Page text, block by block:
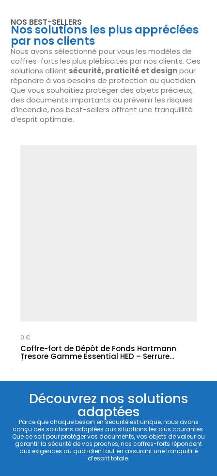
NOS BEST-SELLERS
Nos solutions les plus appréciées
par nos clients
Nous avons sélectionné pour vous les modèles de
coffres-forts les plus plébiscités par nos clients. Ces
solutions allient sécurité, praticité et designpour
répondre à vos besoins de protection au quotidien.
Que vous souhaitiez protéger des objets précieux,
des documents importants ou prévenir les risques
d’incendie, nos best-sellers offrent une tranquillité
d’esprit optimale.
0 €
Coffre-fort de Dépôt de Fonds Hartmann
Tresore Gamme Essential HED – Serrure
Électronique
Découvrez nos solutions
adaptées
Parce que chaque besoin en sécurité est unique, nous avons
conçu des solutions adaptées aux situations les plus courantes.
Que ce soit pour protéger vos documents, vos objets de valeur ou
garantir la sécurité de vos proches, nos coffres-forts répondent
aux exigences du quotidien tout en assurant une tranquillité
d’esprit totale.